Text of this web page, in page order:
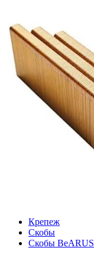
Крепеж
Скобы
Скобы BeARUS